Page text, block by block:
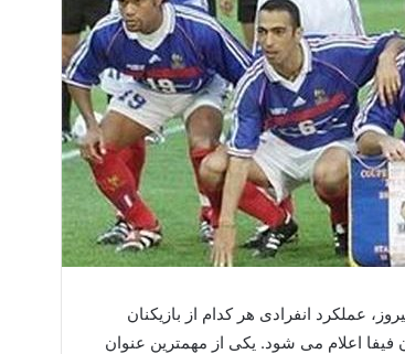
عملکرد انفرادی هر کدام از بازیکنان
اعلام می شود. یکی از مهمترین عنوان